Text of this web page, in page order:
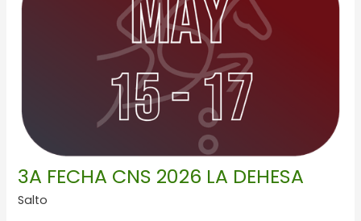
3A FECHA CNS 2026 LA DEHESA
Salto
2026